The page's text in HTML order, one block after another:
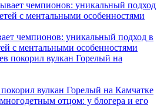
чемпионов: уникальный подход в
с ментальными особенностями
вулкан Горелый на Камчатке